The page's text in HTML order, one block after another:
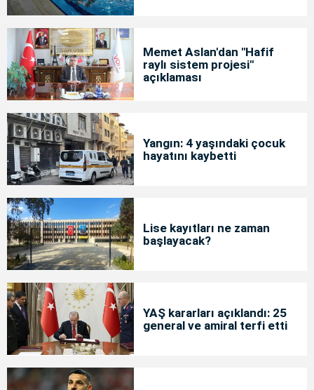
Memet Aslan'dan "Hafif
raylı sistem projesi"
açıklaması
Yangın: 4 yaşındaki çocuk
hayatını kaybetti
Lise kayıtları ne zaman
başlayacak?
YAŞ kararları açıklandı: 25
general ve amiral terfi etti